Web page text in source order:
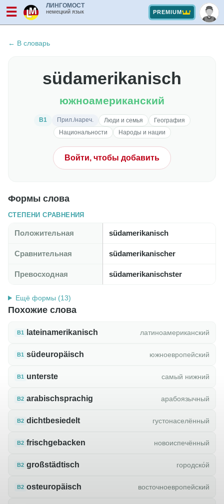
☰ ЛИНГОМОСТ
немецкий язык PREMIUM
← В словарь
südamerikanisch
южноамериканский
B1 Прил./нареч. Люди и семья
География
Национальности
Народы и нации
Войти, чтобы добавить
Формы слова
СТЕПЕНИ СРАВНЕНИЯ
Положительная südamerikanisch
Сравнительная südamerikanischer
Превосходная südamerikanischster
Ещё формы (13)
Похожие слова
B1 lateinamerikanisch латиноамериканский
B1 südeuropäisch южноевропейский
B1 unterste самый нижний
B2 arabischsprachig арабоязычный
B2 dichtbesiedelt густонаселённый
B2 frischgebacken новоиспечённый
B2 großstädtisch городско́й
B2 osteuropäisch восточноевропейский